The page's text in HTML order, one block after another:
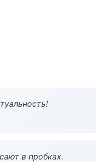
в пробках.